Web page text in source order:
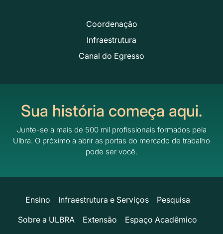
Coordenação
Infraestrutura
Canal do Egresso
Sua história começa aqui.
Junte-se a mais de 500 mil profissionais formados pela
Ulbra. O próximo a abrir as portas do mercado de trabalho
pode ser você.
Ensino Infraestrutura e Serviços
Pesquisa
Sobre a ULBRA
Extensão
Espaço Acadêmico